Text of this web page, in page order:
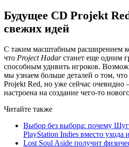
Будущее CD Projekt
свежих идей
С таким масштабным расширением
что Project Hadarстанет еще одним
способным удивить игроков.
мы узнаем больше деталей о том,
Projekt Red, но уже сейчас очевидно
настроена на создание чего-то
Читайте также
Выбор без выбора: почему
PlayStation Indies вместо ухода
Lost Soul Aside получит